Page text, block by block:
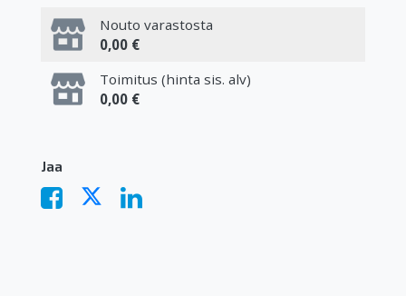
Nouto varastosta
0,00 €
Toimitus (hinta sis. alv)
0,00 €
Jaa